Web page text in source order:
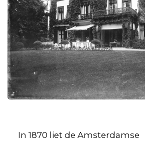
In 1870 liet de Amsterdamse